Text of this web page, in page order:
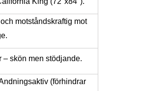
motståndskraftig mot
– skön men stödjande.
(förhindrar